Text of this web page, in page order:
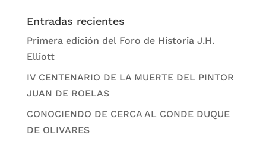
Entradas recientes
Primera edición del Foro de Historia J.H.
Elliott
IV CENTENARIO DE LA MUERTE DEL PINTOR
JUAN DE ROELAS
CONOCIENDO DE CERCA AL CONDE DUQUE
DE OLIVARES